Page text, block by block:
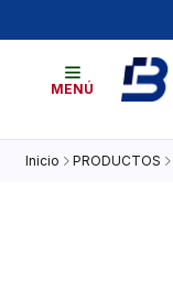
MENÚ
Inicio PRODUCTOS